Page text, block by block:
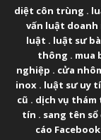
diệt côn trùng .
vấn luật doanh
luật . luật sư
thông . mua
nghiệp . cửa
inox . luật sư uy
cũ . dịch vụ
tín . sang tên sổ
cáo Facebook